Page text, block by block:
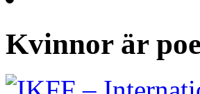
Kvinnor är